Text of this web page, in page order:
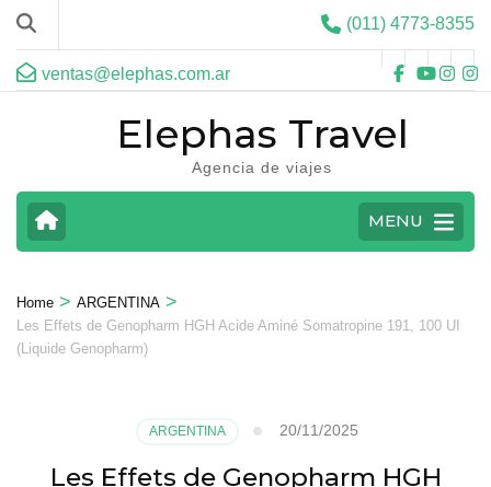
(011) 4773-8355
ventas@elephas.com.ar
Elephas Travel
Agencia de viajes
MENU
Home > ARGENTINA >
Les Effets de Genopharm HGH Acide Aminé Somatropine 191, 100 UI
(Liquide Genopharm)
ARGENTINA 20/11/2025
Les Effets de Genopharm HGH